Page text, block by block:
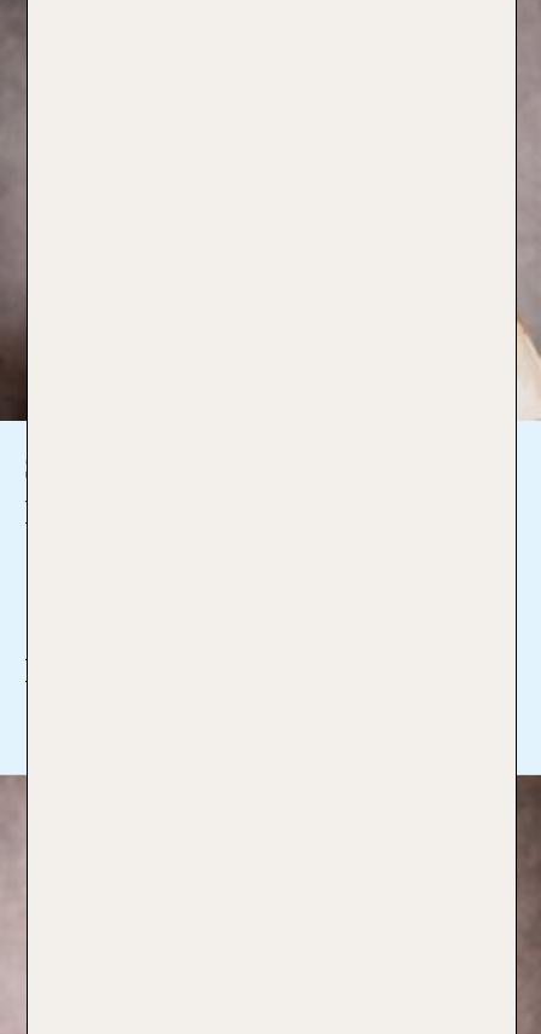
Sonja Möker
Reiseverkehrskauffrau
Ich bin Profi für: